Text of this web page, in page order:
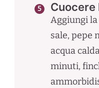
Cuocere
Aggiungi
sale, pepe
acqua
minuti,